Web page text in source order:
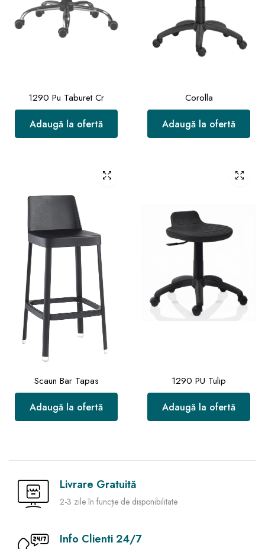
1290 Pu Taburet Cr
Adaugă la ofertă
Corolla
Adaugă la ofertă
Scaun Bar Tapas
Adaugă la ofertă
1290 PU Tulip
Adaugă la ofertă
Livrare Gratuită
2-3 zile în funcție de disponibilitate
Info Clienti 24/7